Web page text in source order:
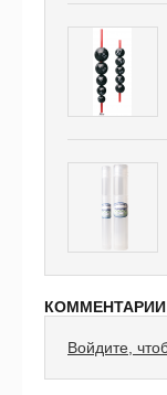
КОММЕНТАРИИ
Войдите,